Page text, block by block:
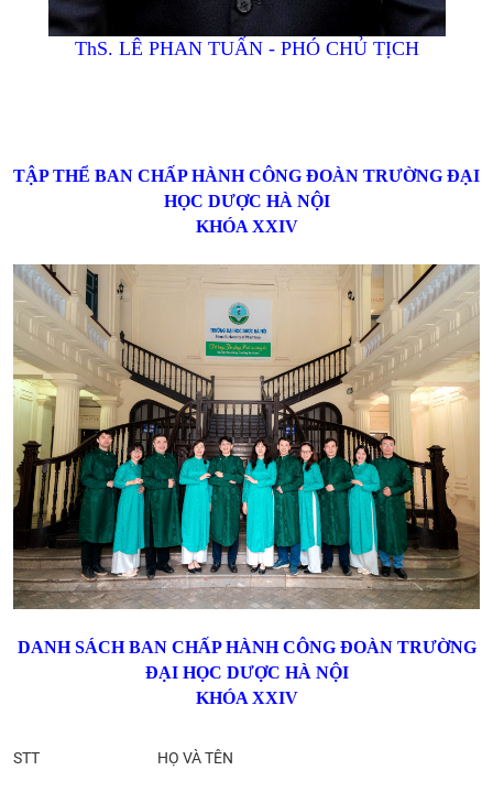
ThS. LÊ PHAN TUẤN - PHÓ CHỦ TỊCH
TẬP THỂ BAN CHẤP HÀNH CÔNG ĐOÀN TRƯỜNG ĐẠI
HỌC DƯỢC HÀ NỘI
KHÓA XXIV
DANH SÁCH BAN CHẤP HÀNH CÔNG ĐOÀN TRƯỜNG
ĐẠI HỌC DƯỢC HÀ NỘI
KHÓA XXIV
STT HỌ VÀ TÊN